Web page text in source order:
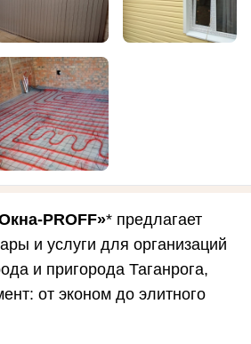
PROFF»* предлагает
и услуги для организаций
и пригорода Таганрога,
от эконом до элитного